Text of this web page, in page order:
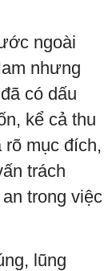
ngoài
nhưng
có dấu
kể cả thu
rõ mục đích,
trách
trong việc
lũng